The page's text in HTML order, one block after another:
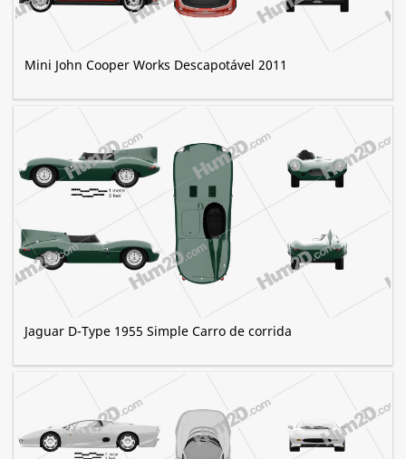
Mini John Cooper Works Descapotável 2011
Jaguar D-Type 1955 Simple Carro de corrida